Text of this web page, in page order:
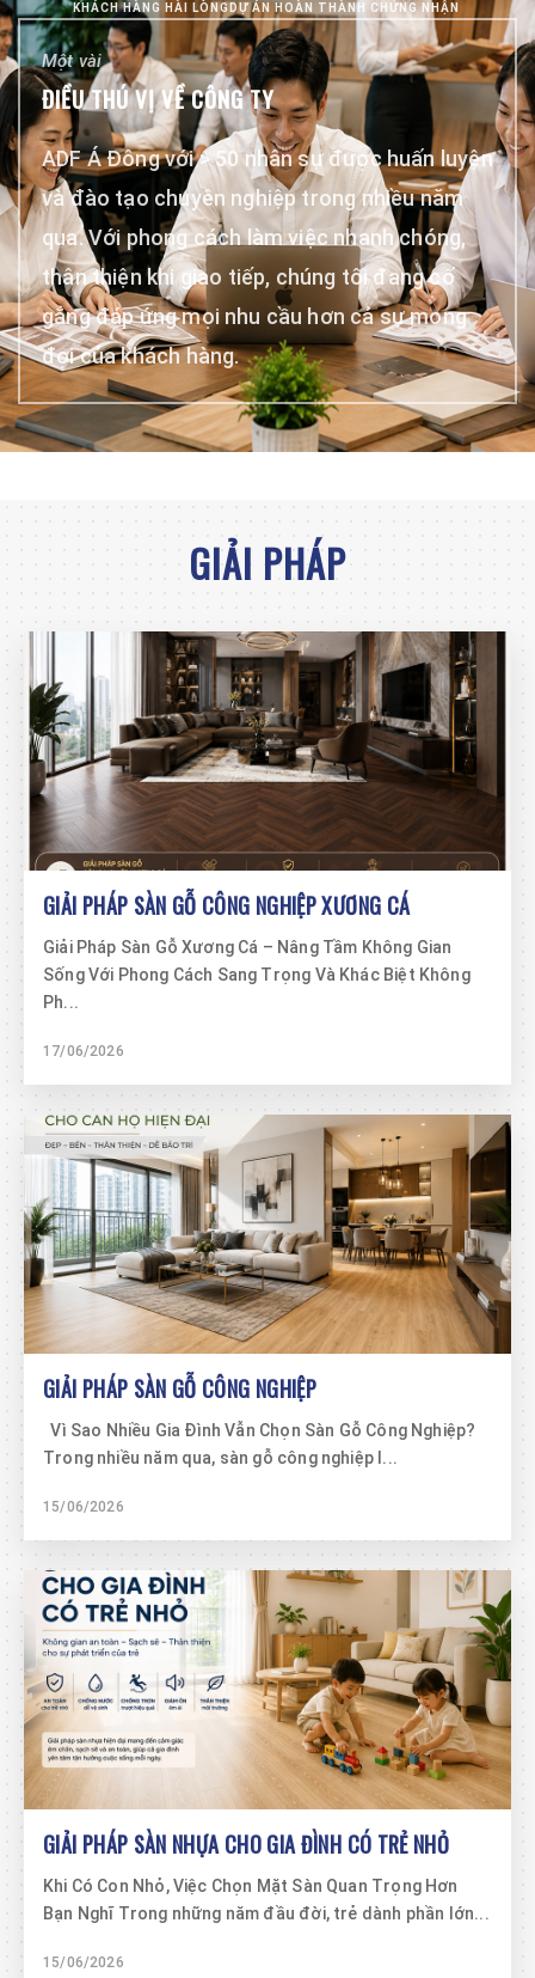
KHÁCH HÀNG HÀI LÒNG DỰ ÁN HOÀN THÀNH CHỨNG NHẬN
Một vài
ĐIỀU THÚ VỊ VỀ CÔNG TY
ADF Á Đông với > 50 nhân sự được huấn luyện
và đào tạo chuyên nghiệp trong nhiều năm
qua. Với phong cách làm việc nhanh chóng,
thân thiện khi giao tiếp, chúng tôi đang cố
gắng đáp ứng mọi nhu cầu hơn cả sự mong
đợi của khách hàng.
GIẢI PHÁP
GIẢI PHÁP SÀN GỖ CÔNG NGHIỆP XƯƠNG CÁ
Giải Pháp Sàn Gỗ Xương Cá – Nâng Tầm Không Gian
Sống Với Phong Cách Sang Trọng Và Khác Biệt Không
Ph...
17/06/2026
GIẢI PHÁP SÀN GỖ CÔNG NGHIỆP
Vì Sao Nhiều Gia Đình Vẫn Chọn Sàn Gỗ Công Nghiệp?
Trong nhiều năm qua, sàn gỗ công nghiệp l...
15/06/2026
GIẢI PHÁP SÀN NHỰA CHO GIA ĐÌNH CÓ TRẺ NHỎ
Khi Có Con Nhỏ, Việc Chọn Mặt Sàn Quan Trọng Hơn
Bạn Nghĩ Trong những năm đầu đời, trẻ dành phần lớn...
15/06/2026